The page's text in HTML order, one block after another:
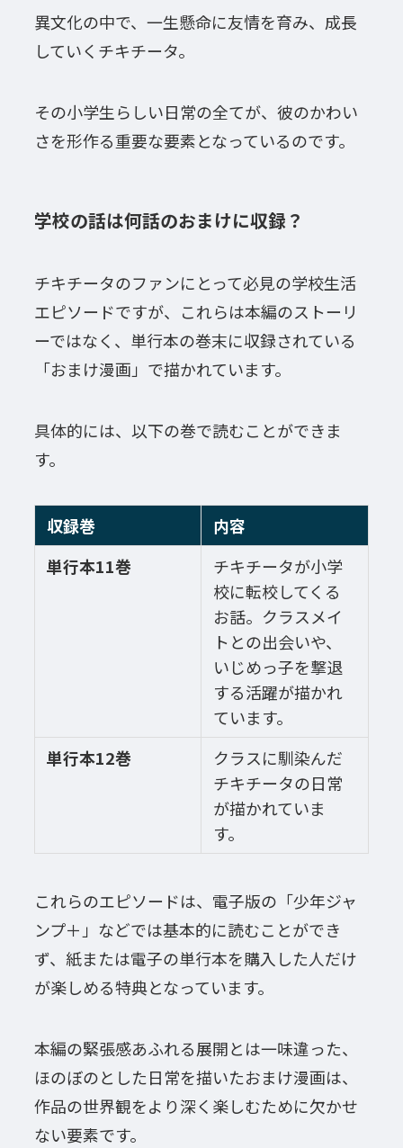
異文化の中で、一生懸命に友情を育み、成長
していくチキチータ。
その小学生らしい日常の全てが、彼のかわい
さを形作る重要な要素となっているのです。
学校の話は何話のおまけに収録？
チキチータのファンにとって必見の学校生活
エピソードですが、これらは本編のストーリ
ーではなく、単行本の巻末に収録されている
「おまけ漫画」で描かれています。
具体的には、以下の巻で読むことができま
す。
収録巻
内容
単行本11巻
チキチータが小学
校に転校してくる
お話。クラスメイ
トとの出会いや、
いじめっ子を撃退
する活躍が描かれ
ています。
単行本12巻
クラスに馴染んだ
チキチータの日常
が描かれていま
す。
これらのエピソードは、電子版の「少年ジャ
ンプ＋」などでは基本的に読むことができ
ず、紙または電子の単行本を購入した人だけ
が楽しめる特典となっています。
本編の緊張感あふれる展開とは一味違った、
ほのぼのとした日常を描いたおまけ漫画は、
作品の世界観をより深く楽しむために欠かせ
ない要素です。